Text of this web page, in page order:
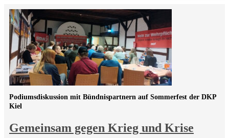
Gemeinsam gegen Krieg und Krise
Podiumsdiskussion mit Bündnispartnern auf Sommerfest der DKP
Kiel